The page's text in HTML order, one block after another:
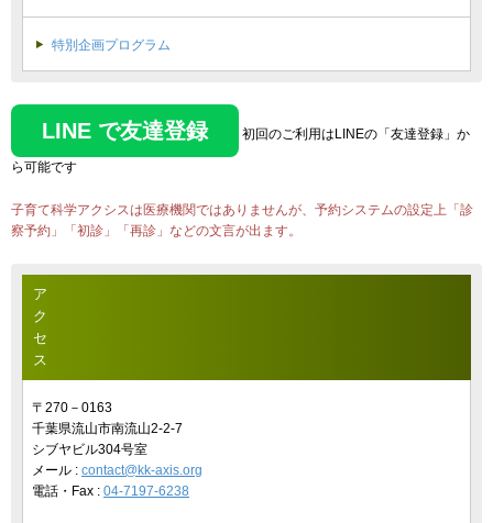
特別企画プログラム
LINE で友達登録 初回のご利用はLINEの「友達登録」か
ら可能です
子育て科学アクシスは医療機関ではありませんが、予約システムの設定上「診
察予約」「初診」「再診」などの文言が出ます。
ア
ク
セ
ス
〒270－0163
千葉県流山市南流山2-2-7
シブヤビル304号室
メール : contact@kk-axis.org
電話・Fax : 04-7197-6238